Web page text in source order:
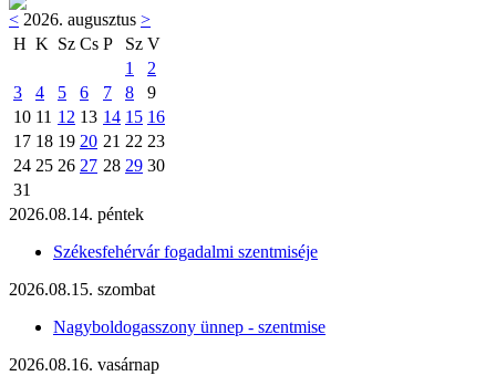
< 2026. augusztus >
H K Sz Cs P Sz V
1
2
3
4 5 6 7 8
9
10 11 12 13 14 15 16
17 18 19 20 21 22 23
24 25 26 27 28 29 30
31
2026.08.14. péntek
Székesfehérvár fogadalmi szentmiséje
2026.08.15. szombat
Nagyboldogasszony ünnep - szentmise
2026.08.16. vasárnap